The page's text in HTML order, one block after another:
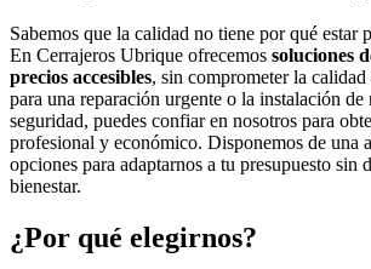
Sabemos que la calidad no tiene por qué estar
En Cerrajeros Ubrique ofrecemos soluciones
precios accesibles, sin comprometer la
para una reparación urgente o la instalación de
seguridad, puedes confiar en nosotros para
profesional y económico. Disponemos de una
opciones para adaptarnos a tu presupuesto sin
bienestar.
¿Por qué elegirnos?